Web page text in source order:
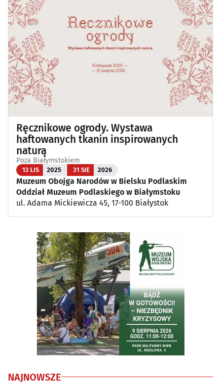
Ręcznikowe ogrody. Wystawa
haftowanych tkanin inspirowanych
naturą
Poza Białymstokiem
13 LIS 2025 31 SIE 2026
Muzeum Obojga Narodów w Bielsku Podlaskim
Oddział Muzeum Podlaskiego w Białymstoku
ul. Adama Mickiewicza 45, 17-100 Białystok
NAJNOWSZE